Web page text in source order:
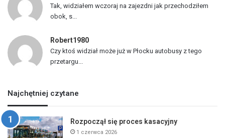
Tak, widziałem wczoraj na zajezdni jak przechodziłem
obok, s...
Robert1980
Czy ktoś widział może już w Płocku autobusy z tego
przetargu...
Najchętniej czytane
Rozpoczął się proces kasacyjny
1 czerwca 2026